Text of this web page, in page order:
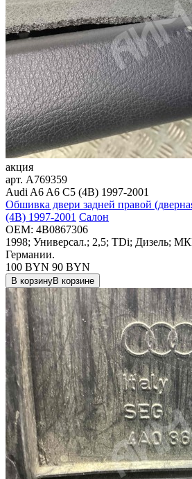
акция
арт. A769359
Audi A6 A6 C5 (4B) 1997-2001
Обшивка двери задней правой
(4B) 1997-2001 Салон
OEM: 4B0867306
1998; Универсал.; 2,5; TDi; Дизель;
Германии.
100 BYN 90 BYN
В корзинуВ корзине